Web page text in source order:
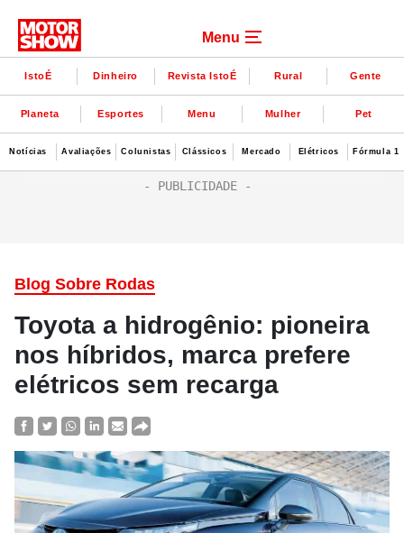
Menu
IstoÉ Dinheiro Revista IstoÉ Rural Gente
Planeta Esportes Menu Mulher Pet
Notícias Avaliações Colunistas Clássicos Mercado Elétricos Fórmula 1
Blog Sobre Rodas
Toyota a hidrogênio: pioneira
nos híbridos, marca prefere
elétricos sem recarga